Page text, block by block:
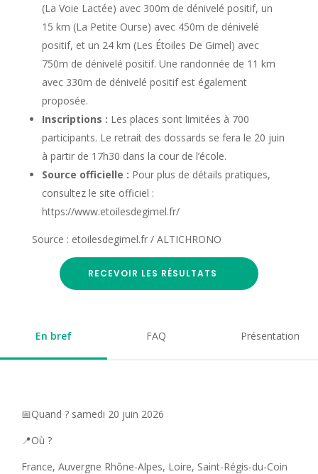
(La Voie Lactée) avec 300m de dénivelé positif, un
15 km (La Petite Ourse) avec 450m de dénivelé
positif, et un 24 km (Les Étoiles De Gimel) avec
750m de dénivelé positif. Une randonnée de 11 km
avec 330m de dénivelé positif est également
proposée.
Inscriptions : Les places sont limitées à 700
participants. Le retrait des dossards se fera le 20 juin
à partir de 17h30 dans la cour de l’école.
Source officielle : Pour plus de détails pratiques,
consultez le site officiel :
https://www.etoilesdegimel.fr/
Source : etoilesdegimel.fr / ALTICHRONO
RECEVOIR LES RÉSULTATS
En bref FAQ Présentation
📅Quand ? samedi 20 juin 2026
📍Où ?
France, Auvergne Rhône-Alpes, Loire, Saint-Régis-du-Coin